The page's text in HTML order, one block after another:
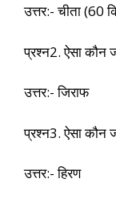
उत्तर:- चीता (60
प्रश्न2. ऐसा कौन
उत्तर:- जिराफ
प्रश्न3. ऐसा कौन
उत्तर:- हिरण